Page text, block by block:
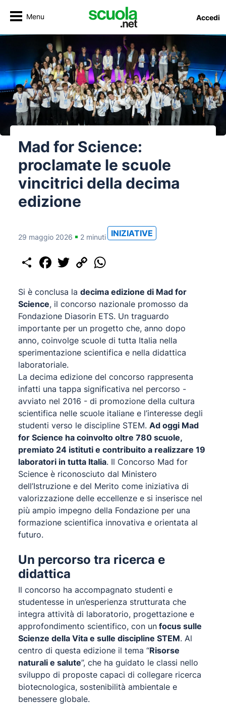
Menu Accedi
Mad for Science:
proclamate le scuole
vincitrici della decima
edizione
29 maggio 2026 2 minuti INIZIATIVE
Share Facebook
Twitter Copy
Link
Si è conclusa la decima edizione di Mad for
Science, il concorso nazionale promosso da
Fondazione Diasorin ETS. Un traguardo
importante per un progetto che, anno dopo
anno, coinvolge scuole di tutta Italia nella
sperimentazione scientifica e nella didattica
laboratoriale.
La decima edizione del concorso rappresenta
infatti una tappa significativa nel percorso -
avviato nel 2016 - di promozione della cultura
scientifica nelle scuole italiane e l’interesse degli
studenti verso le discipline STEM. Ad oggi Mad
for Science ha coinvolto oltre 780 scuole,
premiato 24 istituti e contribuito a realizzare 19
laboratori in tutta Italia. Il Concorso Mad for
Science è riconosciuto dal Ministero
dell’Istruzione e del Merito come iniziativa di
valorizzazione delle eccellenze e si inserisce nel
più ampio impegno della Fondazione per una
formazione scientifica innovativa e orientata al
futuro.
Un percorso tra ricerca e
didattica
Il concorso ha accompagnato studenti e
studentesse in un’esperienza strutturata che
integra attività di laboratorio, progettazione e
approfondimento scientifico, con un focus sulle
Scienze della Vita e sulle discipline STEM. Al
centro di questa edizione il tema “Risorse
naturali e salute”, che ha guidato le classi nello
sviluppo di proposte capaci di collegare ricerca
biotecnologica, sostenibilità ambientale e
benessere globale.